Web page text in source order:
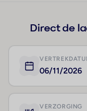
Direct de
06/11/2026
VERZORGING